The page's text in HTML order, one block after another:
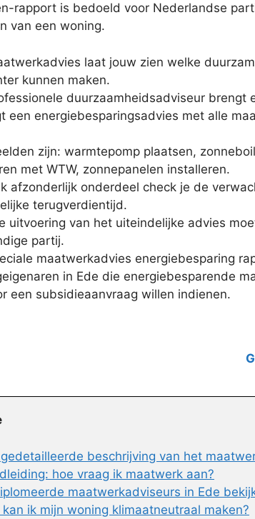
rapport is bedoeld voor Nederlandse
van een woning.
laat jouw zien welke
kunnen maken.
duurzaamheidsadviseur brengt
een energiebesparingsadvies met alle
zijn: warmtepomp plaatsen,
met WTW, zonnepanelen installeren.
afzonderlijk onderdeel check je de
terugverdientijd.
uitvoering van het uiteindelijke advies
partij.
maatwerkadvies energiebesparing
in Ede die energiebesparende
een subsidieaanvraag willen indienen.
gedetailleerde beschrijving van het
hoe vraag ik maatwerk aan?
maatwerkadviseurs in Ede
kan ik mijn woning klimaatneutraal maken?